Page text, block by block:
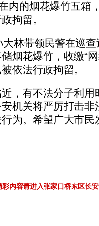
内的烟花爆竹五箱
拘留。
带领民警在巡查
烟花爆竹，收缴“
依法行政拘留。
有不法分子利用
机关将严厉打击非
为。希望广大市民
彩内容请进入张家口桥东区长